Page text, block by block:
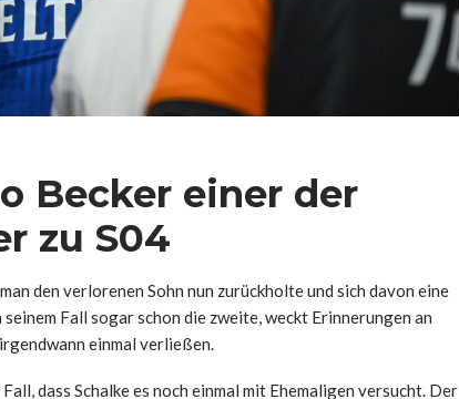
Becker einer der
zu S04
den verlorenen Sohn nun zurückholte und sich davon eine
Fall sogar schon die zweite, weckt Erinnerungen an
einmal verließen.
dass Schalke es noch einmal mit Ehemaligen versucht. Der